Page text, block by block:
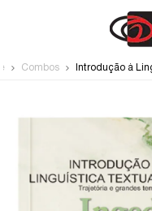
Combos Introdução à